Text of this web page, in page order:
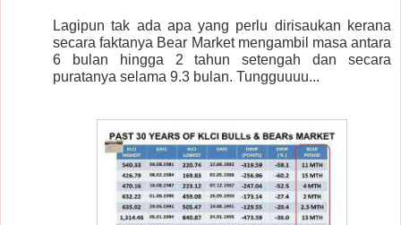
Lagipun tak ada apa yang perlu dirisaukan kerana
secara faktanya Bear Market mengambil masa antara
6 bulan hingga 2 tahun setengah dan secara
puratanya selama 9.3 bulan. Tungguuuu...